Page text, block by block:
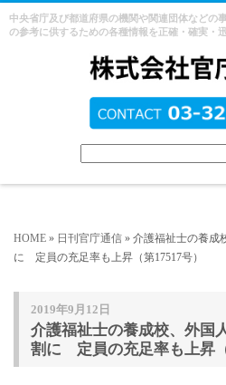
中央省庁及び都道府県の機関や関連団体などの
の参考に供するための各種情報を正確・確実・
HOME » 日刊官庁通信 » 介護福祉士の養
に 定員の充足率も上昇（第17517号）
2019年9月12日
介護福祉士の養成校、外
割に 定員の充足率も上昇（